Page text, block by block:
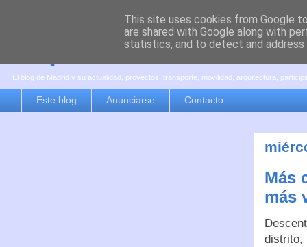
es por madrid
El blog de Madrid y su actualidad, proyectos, transporte, movilidad, arquitectura,
Este blog Anunciarse Contacto
Más
más
distrito,
This site uses cookies from Google
are shared with Google along with
statistics, and to detect and address